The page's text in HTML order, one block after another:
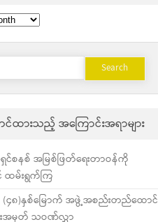
ားသည့် အကြောင်းအရာများ
စနစ် အမြစ်ဖြတ်ရေးတာဝန်ကို
ထမ်းရွက်ကြ
)နှစ်မြောက် အဖွဲ့အစည်းတည်ထောင်
းအမှတ် သဝဏ်လွှာ